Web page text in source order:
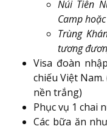
Núi Tiên
Camp
Trùng
tương
Visa đoàn
chiếu Việt
nền trắng)
Phục vụ 1 chai
Các bữa ăn